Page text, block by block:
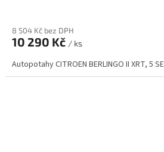
8 504 Kč bez DPH
10 290 Kč / ks
Autopotahy CITROEN BERLINGO II XRT, 5